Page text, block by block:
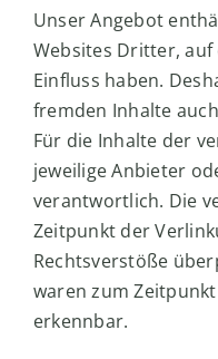
Unser Angebot
Websites Dritter,
Einfluss haben.
fremden Inhalte
Für die Inhalte der
jeweilige Anbieter
verantwortlich. Die
Zeitpunkt der
Rechtsverstöße
waren zum
erkennbar.